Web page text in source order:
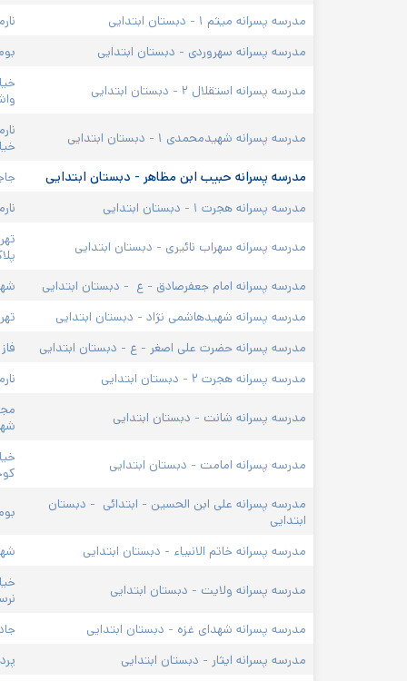
مدرسه پسرانه میثم ۱ - دبستان ابتدایی
مدرسه پسرانه سهروردی - دبستان ابتدایی
مدرسه پسرانه استقلال ۲ - دبستان ابتدایی
مدرسه پسرانه شهیدمحمدی ۱ - دبستان ابتدایی
مدرسه پسرانه حبیب ابن مظاهر - دبستان ابتدایی
مدرسه پسرانه هجرت ۱ - دبستان ابتدایی
مدرسه پسرانه سهراب نائیری - دبستان ابتدایی
مدرسه پسرانه امام جعفرصادق - ع  - دبستان ابتدایی
شهر
مدرسه پسرانه شهیدهاشمی نژاد - دبستان ابتدایی
مدرسه پسرانه حضرت علی اصغر - ع - دبستان ابتدایی
فاز ۴ پردیس، خیابان
مدرسه پسرانه هجرت ۲ - دبستان ابتدایی
مدرسه پسرانه شانت - دبستان ابتدایی
مدرسه پسرانه امامت - دبستان ابتدایی
کوچه
مدرسه پسرانه علی ابن الحسین - ابتدائی  - دبستان
ابتدایی
مدرسه پسرانه خاتم الانبیاء - دبستان ابتدایی
مدرسه پسرانه ولایت - دبستان ابتدایی
مدرسه پسرانه شهدای غزه - دبستان ابتدایی
مدرسه پسرانه ایثار - دبستان ابتدایی